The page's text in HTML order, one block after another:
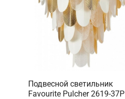
Подвесной светильник
Favourite Pulcher 2619-37P